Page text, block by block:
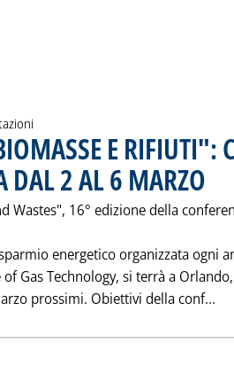
E RIFIUTI":
DAL 2 AL 6 MARZO
Wastes", 16° edizione della
energetico organizzata ogni
Gas Technology, si terrà a
prossimi. Obiettivi della conf...